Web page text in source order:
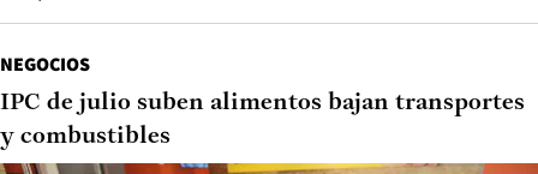
NEGOCIOS
IPC de julio suben alimentos bajan transportes
y combustibles